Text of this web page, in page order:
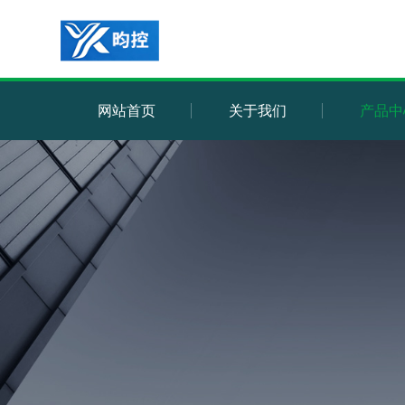
网站首页 关于我们 产品